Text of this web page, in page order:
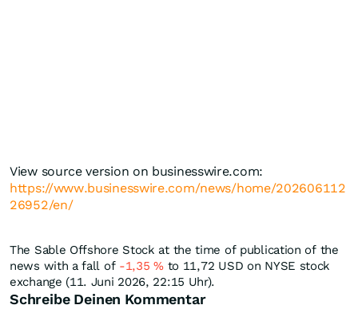
View source version on businesswire.com:
https://www.businesswire.com/news/home/202606112
26952/en/
The Sable Offshore Stock at the time of publication of the
news with a fall of -1,35%to 11,72 USD on NYSE stock
exchange (11. Juni 2026, 22:15 Uhr).
Schreibe Deinen Kommentar